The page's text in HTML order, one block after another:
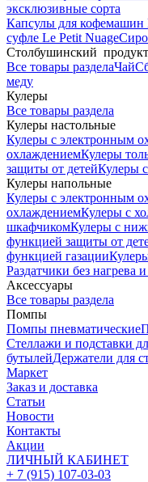
эксклюзивные сорта
Капсулы для кофемашин
суфле Le Petit Nuage
Столбушинский продукт
Все товары разделаЧай
меду
Кулеры
Все товары раздела
Кулеры настольные
Кулеры с электронным
охлаждениемКулеры
защиты от детейКулеры
Кулеры напольные
Кулеры с электронным
охлаждениемКулеры с
шкафчикомКулеры с
функцией защиты от
функцией газации
Раздатчики без нагрева
Аксессуары
Все товары раздела
Помпы
Помпы пневматические
Стеллажи и подставки
бутылейДержатели для
Маркет
Заказ и доставка
Статьи
Новости
Контакты
Акции
ЛИЧНЫЙ КАБИНЕТ
+ 7 (915) 107-03-03